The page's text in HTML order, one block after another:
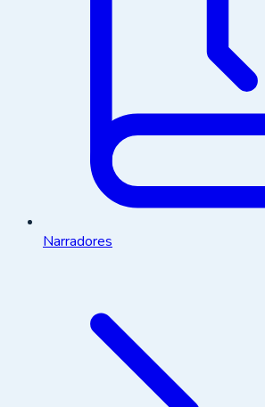
Narradores